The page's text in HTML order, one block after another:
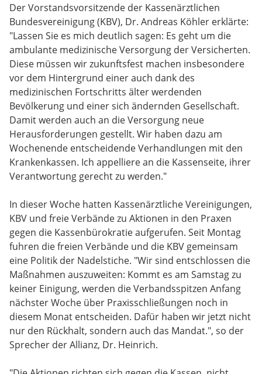
Der Vorstandsvorsitzende der Kassenärztlichen
Bundesvereinigung (KBV), Dr. Andreas Köhler erklärte:
"Lassen Sie es mich deutlich sagen: Es geht um die
ambulante medizinische Versorgung der Versicherten.
Diese müssen wir zukunftsfest machen insbesondere
vor dem Hintergrund einer auch dank des
medizinischen Fortschritts älter werdenden
Bevölkerung und einer sich ändernden Gesellschaft.
Damit werden auch an die Versorgung neue
Herausforderungen gestellt. Wir haben dazu am
Wochenende entscheidende Verhandlungen mit den
Krankenkassen. Ich appelliere an die Kassenseite, ihrer
Verantwortung gerecht zu werden."
In dieser Woche hatten Kassenärztliche Vereinigungen,
KBV und freie Verbände zu Aktionen in den Praxen
gegen die Kassenbürokratie aufgerufen. Seit Montag
fuhren die freien Verbände und die KBV gemeinsam
eine Politik der Nadelstiche. "Wir sind entschlossen die
Maßnahmen auszuweiten: Kommt es am Samstag zu
keiner Einigung, werden die Verbandsspitzen Anfang
nächster Woche über Praxisschließungen noch in
diesem Monat entscheiden. Dafür haben wir jetzt nicht
nur den Rückhalt, sondern auch das Mandat.", so der
Sprecher der Allianz, Dr. Heinrich.